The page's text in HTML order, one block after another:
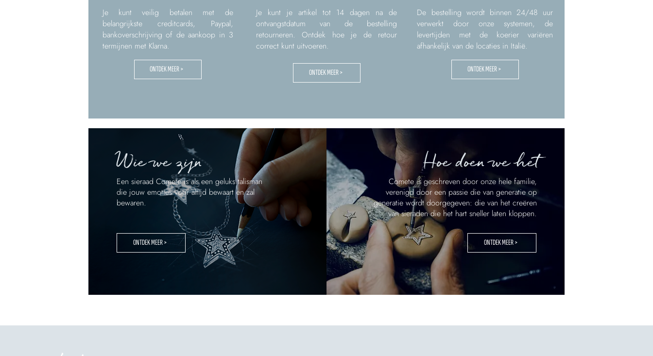
Je kunt veilig betalen met de
belangrijkste creditcards, Paypal,
bankoverschrijving of de aankoop in 3
termijnen met Klarna.
ONTDEK MEER >
Je kunt je artikel tot 14 dagen na de
ontvangstdatum van de bestelling
retourneren. Ontdek hoe je de retour
correct kunt uitvoeren.
ONTDEK MEER >
De bestelling wordt binnen 24/48 uur
verwerkt door onze systemen, de
levertijden met de koerier variëren
afhankelijk van de locaties in Italië.
ONTDEK MEER >
Wie we zijn
Een sieraad Comete is als een geluks talisman
die jouw emoties voor altijd bewaart en zal
bewaren.
ONTDEK MEER >
Hoe doen we het
Comete is geschreven door onze hele familie,
verenigd door een passie die van generatie op
generatie wordt doorgegeven: die van het creëren
van sieraden die het hart sneller laten kloppen.
ONTDEK MEER >